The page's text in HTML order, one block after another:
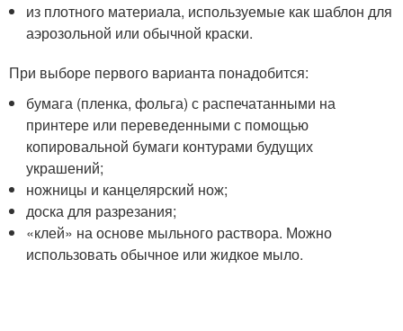
из плотного материала, используемые как шаблон для
аэрозольной или обычной краски.
При выборе первого варианта понадобится:
бумага (пленка, фольга) с распечатанными на
принтере или переведенными с помощью
копировальной бумаги контурами будущих
украшений;
ножницы и канцелярский нож;
доска для разрезания;
«клей» на основе мыльного раствора. Можно
использовать обычное или жидкое мыло.